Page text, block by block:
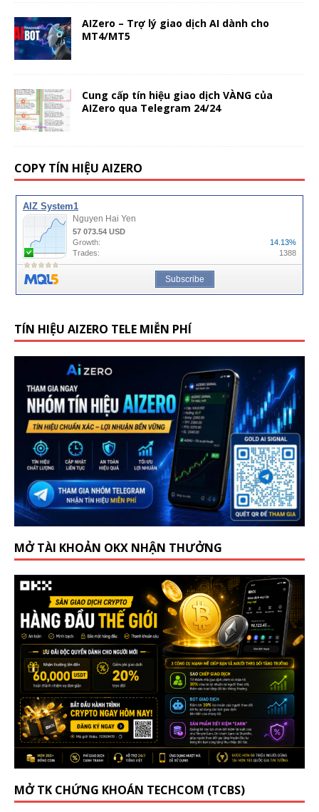
AIZero – Trợ lý giao dịch AI dành cho
MT4/MT5
Cung cấp tín hiệu giao dịch VÀNG của
AIZero qua Telegram 24/24
COPY TÍN HIỆU AIZERO
TÍN HIỆU AIZERO TELE MIỄN PHÍ
MỞ TÀI KHOẢN OKX NHẬN THƯỞNG
MỞ TK CHỨNG KHOÁN TECHCOM (TCBS)